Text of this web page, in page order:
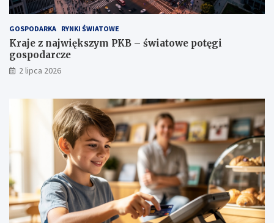
GOSPODARKA RYNKI ŚWIATOWE
Kraje z największym PKB – światowe potęgi
gospodarcze
2 lipca 2026